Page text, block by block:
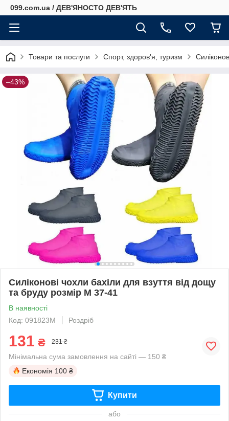
099.com.ua / ДЕВ'ЯНОСТО ДЕВ'ЯТЬ
Товари та послуги Спорт, здоров'я, туризм
–43%
Силіконові чохли бахіли для взуття від дощу
та бруду розмір M 37-41
В наявності
Код: 091823M
Роздріб
131 ₴ 231 ₴
Мінімальна сума замовлення на сайті — 150 ₴
Економія 100 ₴
Купити
або